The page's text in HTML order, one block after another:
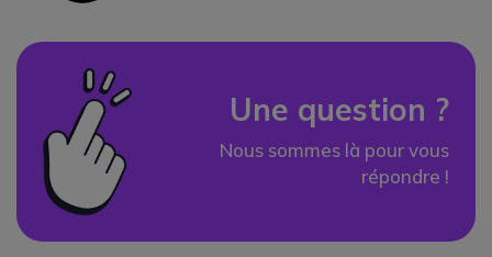
Une question ?
Nous sommes là pour vous
répondre !